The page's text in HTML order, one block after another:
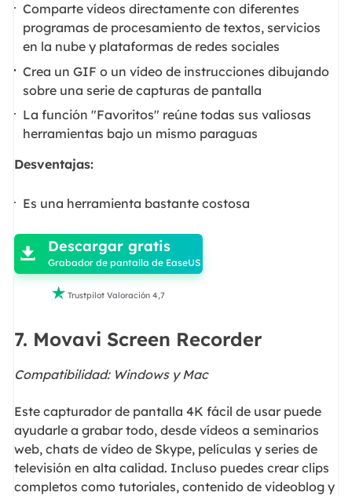
Comparte vídeos directamente con diferentes
programas de procesamiento de textos, servicios
en la nube y plataformas de redes sociales
Crea un GIF o un vídeo de instrucciones dibujando
sobre una serie de capturas de pantalla
La función "Favoritos" reúne todas sus valiosas
herramientas bajo un mismo paraguas
Desventajas:
Es una herramienta bastante costosa

 Descargar gratis
Grabador de pantalla de EaseUS
 Trustpilot Valoración 4,7
7. Movavi Screen Recorder
Compatibilidad: Windows y Mac
Este capturador de pantalla 4K fácil de usar puede
ayudarle a grabar todo, desde vídeos a seminarios
web, chats de vídeo de Skype, películas y series de
televisión en alta calidad. Incluso puedes crear clips
completos como tutoriales, contenido de videoblog y